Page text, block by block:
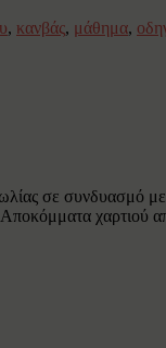
, κανβάς, μάθημα,
σε συνδυασμό
χαρτιού